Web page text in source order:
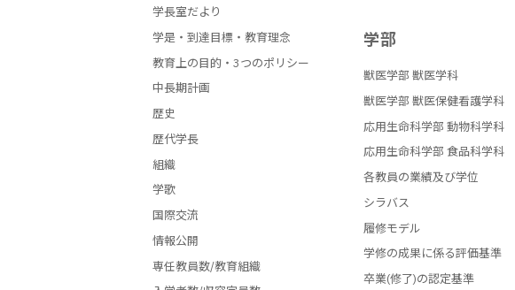
学長室だより
学是・到達目標・教育理念
教育上の目的・3つのポリシー
中長期計画
歴史
歴代学長
組織
学歌
国際交流
情報公開
専任教員数/教育組織
学部
獣医学部 獣医学科
獣医学部 獣医保健看護学科
応用生命科学部 動物科学科
応用生命科学部 食品科学科
各教員の業績及び学位
シラバス
履修モデル
学修の成果に係る評価基準
卒業(修了)の認定基準